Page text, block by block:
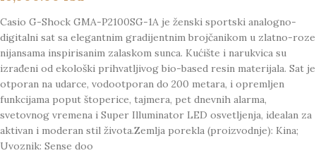
Casio G-Shock GMA-P2100SG-1A je ženski sportski analogno-
digitalni sat sa elegantnim gradijentnim brojčanikom u zlatno-roze
nijansama inspirisanim zalaskom sunca. Kućište i narukvica su
izrađeni od ekološki prihvatljivog bio-based resin materijala. Sat je
otporan na udarce, vodootporan do 200 metara, i opremljen
funkcijama poput štoperice, tajmera, pet dnevnih alarma,
svetovnog vremena i Super Illuminator LED osvetljenja, idealan za
aktivan i moderan stil života.Zemlja porekla (proizvodnje): Kina;
Uvoznik: Sense doo